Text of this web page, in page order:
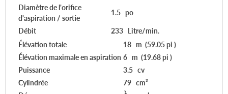
Diamètre de l'orifice
d'aspiration / sortie
1.5 po
Débit
233 Litre/min.
Élévation totale
18 m (59.05 pi )
Élévation maximale en aspiration 6 m (19.68 pi )
Puissance
3.5 cv
Cylindrée
79 cm³